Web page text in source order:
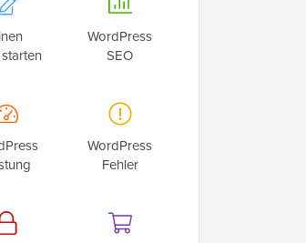
WordPress
SEO
WordPress
Fehler